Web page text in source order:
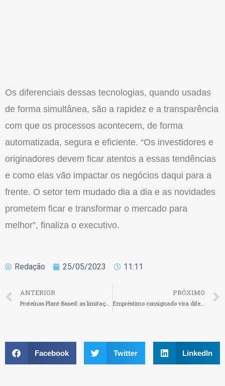
Os diferenciais dessas tecnologias, quando usadas
de forma simultânea, são a rapidez e a transparência
com que os processos acontecem, de forma
automatizada, segura e eficiente. “Os investidores e
originadores devem ficar atentos a essas tendências
e como elas vão impactar os negócios daqui para a
frente. O setor tem mudado dia a dia e as novidades
prometem ficar e transformar o mercado para
melhor”, finaliza o executivo.
Redação 25/05/2023 11:11
ANTERIOR
Proteínas Plant-Based: as limitações do mercado e a dificuldade de escala
PRÓXIMO
Empréstimo consignado vira diferencial para as empresas na busca por reter talentos
Facebook Twitter LinkedIn